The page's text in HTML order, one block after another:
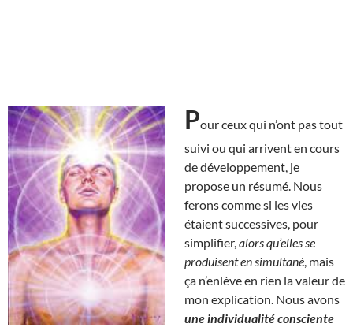
Pour ceux qui n’ont pas tout
suivi ou qui arrivent en cours
de développement, je
propose un résumé. Nous
ferons comme si les vies
étaient successives, pour
simplifier, alors qu’elles se
produisent en simultané , mais
ça n’enlève en rien la valeur de
mon explication. Nous avons
une individualité consciente